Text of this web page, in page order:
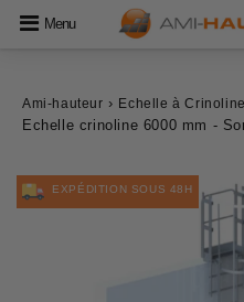
Menu
Ami-hauteur › Echelle à Crinoline
Echelle crinoline 6000 mm -
EXPÉDITION SOUS 48H